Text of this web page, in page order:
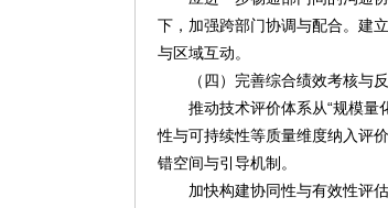
下，加强跨部门协调与配合。建
与区域互动。
（四）完善综合绩效考核与
推动技术评价体系从“规模量
性与可持续性等质量维度纳入评
错空间与引导机制。
加快构建协同性与有效性评